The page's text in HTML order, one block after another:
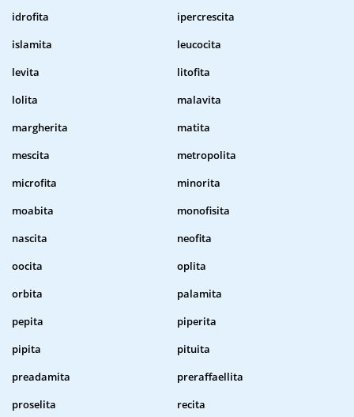
idrofita
ipercrescita
islamita
leucocita
levita
litofita
lolita
malavita
margherita
matita
mescita
metropolita
microfita
minorita
moabita
monofisita
nascita
neofita
oocita
oplita
orbita
palamita
pepita
piperita
pipita
pituita
preadamita
preraffaellita
proselita
recita